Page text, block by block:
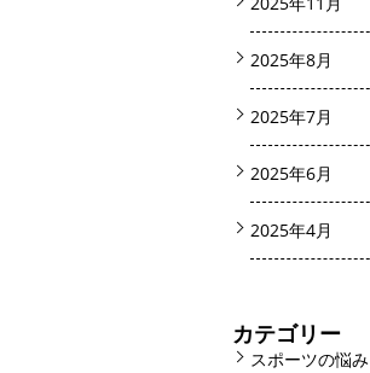
2025年8月
2025年7月
2025年6月
2025年4月
カテゴリー
スポーツの悩み